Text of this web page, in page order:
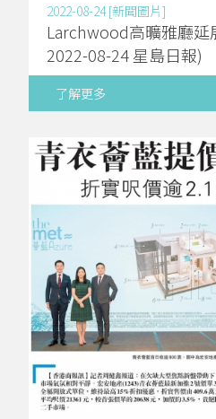
2022-08-24 [新聞圖片]
Larchwood高曠雅廳延
2022-08-24 星島日報)
了解更多